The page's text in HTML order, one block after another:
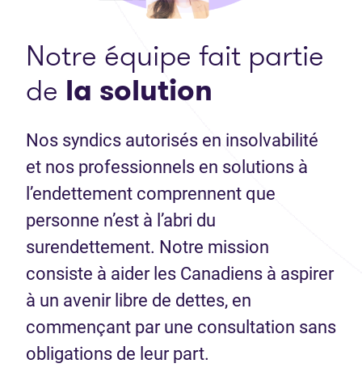
Notre équipe fait partie
de la solution
Nos syndics autorisés en insolvabilité
et nos professionnels en solutions à
l’endettement comprennent que
personne n’est à l’abri du
surendettement. Notre mission
consiste à aider les Canadiens à aspirer
à un avenir libre de dettes, en
commençant par une consultation sans
obligations de leur part.